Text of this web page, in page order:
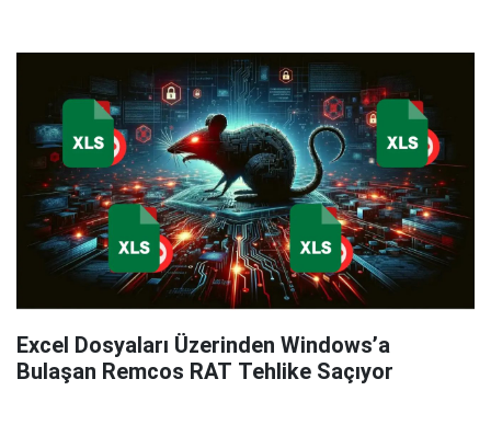
Excel Dosyaları Üzerinden Windows’a
Bulaşan Remcos RAT Tehlike Saçıyor